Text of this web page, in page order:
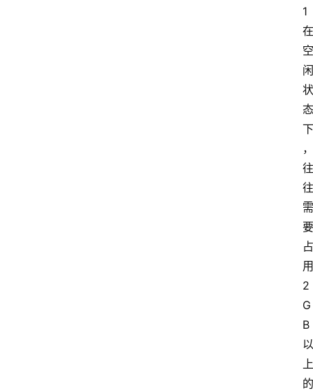
1
在
空
闲
状
态
下
，
往
往
需
要
占
用
2
G
B
以
上
的